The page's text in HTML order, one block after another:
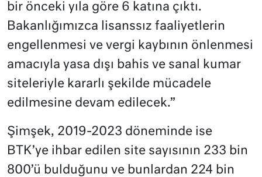
bir önceki yıla göre 6 katına çıktı.
Bakanlığımızca lisanssız faaliyetlerin
engellenmesi ve vergi kaybının önlenmesi
amacıyla yasa dışı bahis ve sanal kumar
siteleriyle kararlı şekilde mücadele
edilmesine devam edilecek.”
Şimşek, 2019-2023 döneminde ise
BTK’ye ihbar edilen site sayısının 233 bin
800’ü bulduğunu ve bunlardan 224 bin